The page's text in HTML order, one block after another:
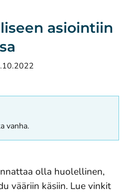
asiointiin
vanha.
olla huolellinen,
vääriin käsiin. Lue vinkit